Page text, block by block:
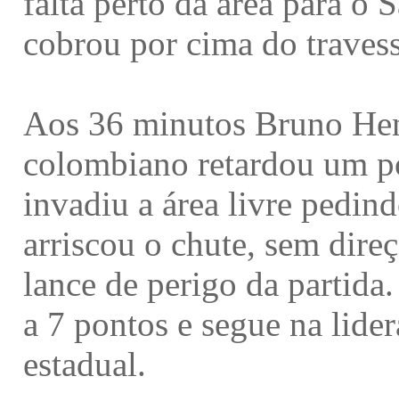
cobrou por cima do
Aos 36 minutos Bruno
colombiano retardou um
invadiu a área livre
arriscou o chute, sem
lance de perigo da
a 7 pontos e segue na
estadual.